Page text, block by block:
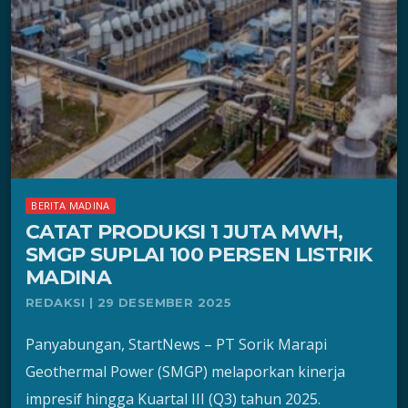
BERITA MADINA
CATAT PRODUKSI 1 JUTA MWH,
SMGP SUPLAI 100 PERSEN LISTRIK
MADINA
REDAKSI | 29 DESEMBER 2025
Panyabungan, StartNews – PT Sorik Marapi
Geothermal Power (SMGP) melaporkan kinerja
impresif hingga Kuartal III (Q3) tahun 2025.